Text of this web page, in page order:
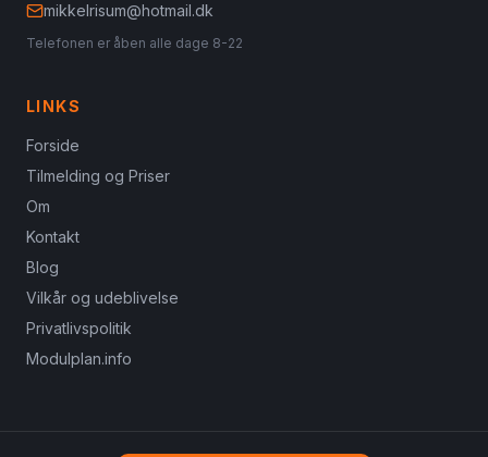
mikkelrisum@hotmail.dk
Telefonen er åben alle dage 8-22
LINKS
Forside
Tilmelding og Priser
Om
Kontakt
Blog
Vilkår og udeblivelse
Privatlivspolitik
Modulplan.info